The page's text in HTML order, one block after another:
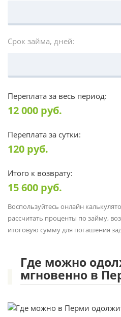
Срок займа, дней:
Переплата за весь период:
12 000 руб.
Переплата за сутки:
120 руб.
Итого к возврату:
15 600 руб.
Воспользуйтесь онлайн
рассчитать проценты по займу,
итоговую сумму для погашения
Где можно
мгновенно в